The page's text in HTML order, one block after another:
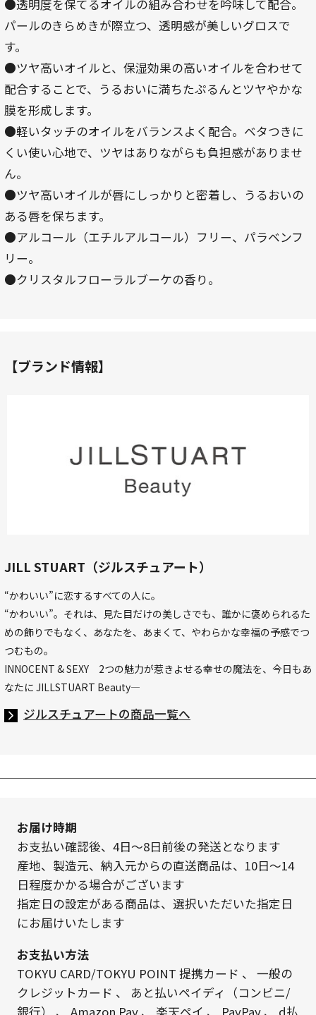
●透明度を保てるオイルの組み合わせを吟味して配合。
パールのきらめきが際立つ、透明感が美しいグロスで
す。
●ツヤ高いオイルと、保湿効果の高いオイルを合わせて
配合することで、うるおいに満ちたぷるんとツヤやかな
膜を形成します。
●軽いタッチのオイルをバランスよく配合。ベタつきに
くい使い心地で、ツヤはありながらも負担感がありませ
ん。
●ツヤ高いオイルが唇にしっかりと密着し、うるおいの
ある唇を保ちます。
●アルコール（エチルアルコール）フリー、パラベンフ
リー。
●クリスタルフローラルブーケの香り。
【ブランド情報】
JILL STUART（ジルスチュアート）
“かわいい”に恋するすべての人に。
“かわいい”。それは、見た目だけの美しさでも、誰かに褒められるた
めの飾りでもなく、あなたを、あまくて、やわらかな幸福の予感でつ
つむもの。
INNOCENT & SEXY 2つの魅力が惹きよせる幸せの魔法を、今日もあ
なたに JILLSTUART Beauty―
ジルスチュアートの商品一覧へ
お届け時期
お支払い確認後、4日～8日前後の発送となります
産地、製造元、納入元からの直送商品は、10日～14
日程度かかる場合がございます
指定日の設定がある商品は、選択いただいた指定日
にお届けいたします
お支払い方法
TOKYU CARD/TOKYU POINT 提携カード 、 一般の
クレジットカード 、 あと払いペイディ（コンビニ/